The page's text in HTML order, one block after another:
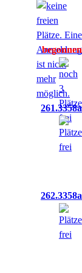
261.3358a
262.3358a